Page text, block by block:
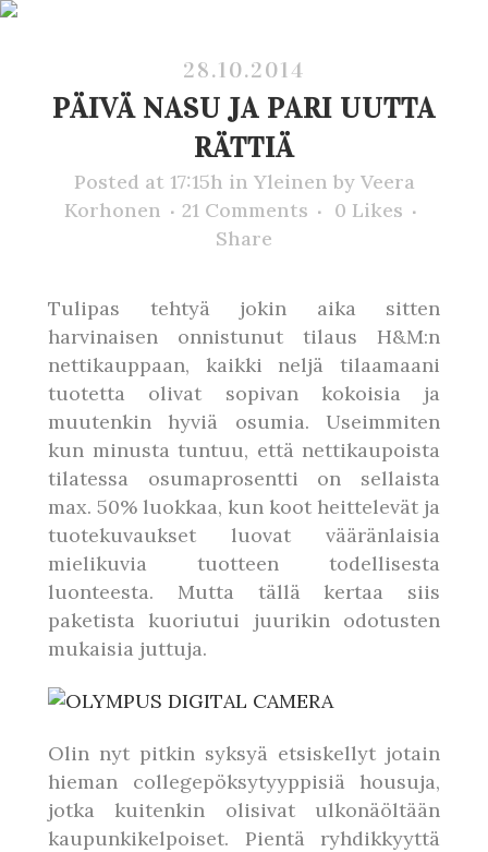
28.10.2014
PÄIVÄ NASU JA PARI UUTTA
RÄTTIÄ
Posted at 17:15h in Yleinen by Veera
Korhonen
21 Comments 0 Likes
Share
Tulipas tehtyä jokin aika sitten
harvinaisen onnistunut tilaus H&M:n
nettikauppaan, kaikki neljä tilaamaani
tuotetta olivat sopivan kokoisia ja
muutenkin hyviä osumia. Useimmiten
kun minusta tuntuu, että nettikaupoista
tilatessa osumaprosentti on sellaista
max. 50% luokkaa, kun koot heittelevät ja
tuotekuvaukset luovat vääränlaisia
mielikuvia tuotteen todellisesta
luonteesta. Mutta tällä kertaa siis
paketista kuoriutui juurikin odotusten
mukaisia juttuja.
Olin nyt pitkin syksyä etsiskellyt jotain
hieman collegepöksytyyppisiä housuja,
jotka kuitenkin olisivat ulkonäöltään
kaupunkikelpoiset. Pientä ryhdikkyyttä